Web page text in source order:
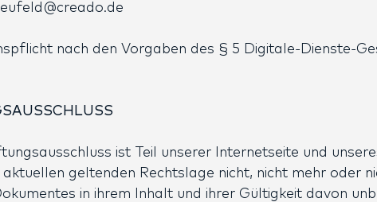
nach den Vorgaben des § 5 Digitale-Dienste-
ist Teil unserer Internetseite und
aktuellen geltenden Rechtslage nicht, nicht mehr oder
in ihrem Inhalt und ihrer Gültigkeit davon